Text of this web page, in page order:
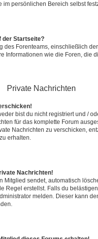
persönlichen Bereich selbst
der Startseite?
des Forenteams, einschließlich
Informationen wie die Foren, die
Private Nachrichten
bist du nicht registriert und /
für das komplette Forum
Nachrichten zu verschicken,
erhalten.
Nachrichten!
Mitglied sendet, automatisch
Regel erstellst. Falls du
melden. Dieser kann